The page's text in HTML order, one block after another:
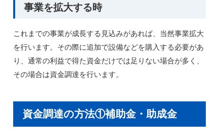
事業を拡大する時
これまでの事業が成長する見込みがあれば、当然事業拡大
を行います。その際に追加で設備などを購入する必要があ
り、通常の利益で得た資金だけでは足りない場合が多く、
その場合は資金調達を行います。
資金調達の方法①補助金・助成金